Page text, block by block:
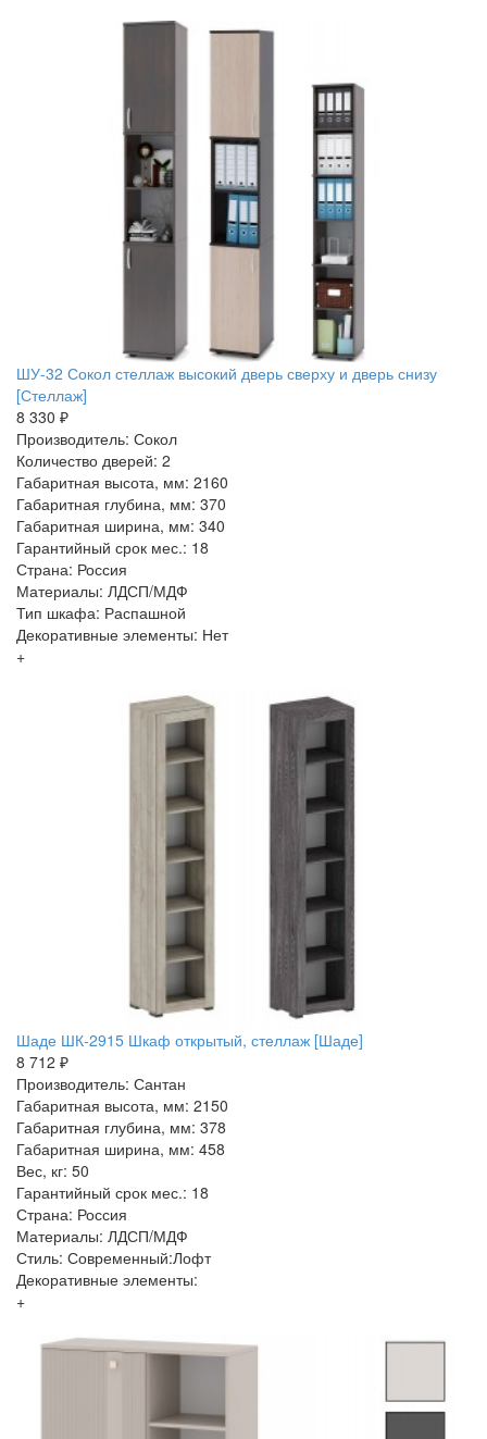
ШУ-32 Сокол стеллаж высокий дверь сверху и дверь снизу
[Стеллаж]
8 330 ₽
Производитель: Сокол
Количество дверей: 2
Габаритная высота, мм: 2160
Габаритная глубина, мм: 370
Габаритная ширина, мм: 340
Гарантийный срок мес.: 18
Страна: Россия
Материалы: ЛДСП/МДФ
Тип шкафа: Распашной
Декоративные элементы: Нет
+
Шаде ШК-2915 Шкаф открытый, стеллаж [Шаде]
8 712 ₽
Производитель: Сантан
Габаритная высота, мм: 2150
Габаритная глубина, мм: 378
Габаритная ширина, мм: 458
Вес, кг: 50
Гарантийный срок мес.: 18
Страна: Россия
Материалы: ЛДСП/МДФ
Стиль: Современный:Лофт
Декоративные элементы:
+